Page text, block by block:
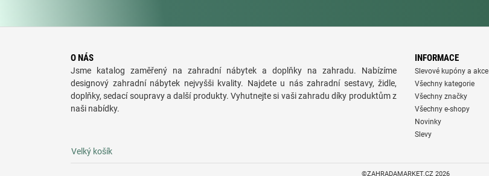
O NÁS
Jsme katalog zaměřený na zahradní nábytek a doplňky na zahradu. Nabízíme
designový zahradní nábytek nejvyšši kvality. Najdete u nás zahradní sestavy, židle,
doplňky, sedací soupravy a další produkty. Vyhutnejte si vaši zahradu díky produktům z
naši nabídky.
INFORMACE
Slevové kupóny a akce
Všechny kategorie
Všechny značky
Všechny e-shopy
Novinky
Slevy
Velký košík
©ZAHRADAMARKET.CZ 2026